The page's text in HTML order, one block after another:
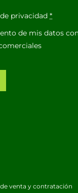
privacidad*
de mis datos
venta y contratación